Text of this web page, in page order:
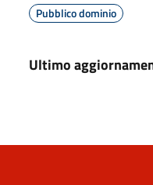
Pubblico dominio
Ultimo